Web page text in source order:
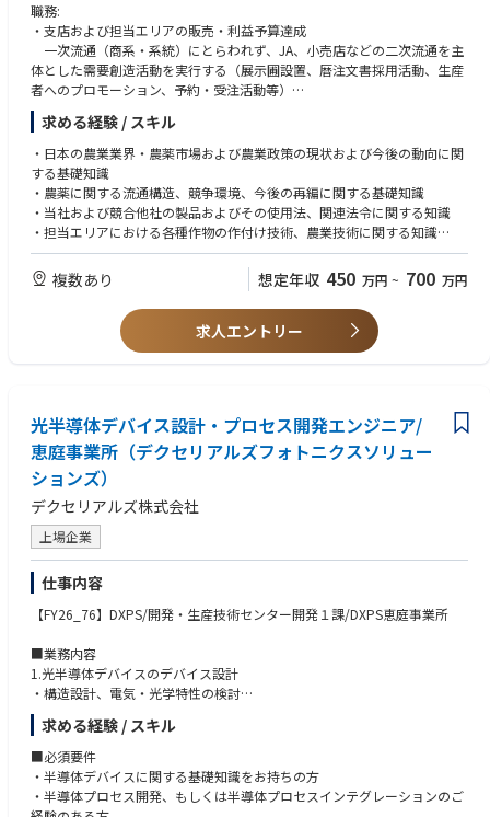
職務:
・支店および担当エリアの販売・利益予算達成
一次流通（商系・系統）にとらわれず、JA、小売店などの二次流通を主
体とした需要創造活動を実行する（展示圃設置、暦注文書採用活動、生産
者へのプロモーション、予約・受注活動等）
売上最大化に必要な一次流通（商系・系統）での販売活動を維持する
一次流通における主要顧客との関係構築・関係維持のための活動を行う
（キーアカウントマネジメント）
・One team, One planを実践するカルチャーをつくる
責務:
・支店長の指示のもと、グループリーダーと共に支店のエリア戦略を実行
例） 商系／系統の一次流通管理、二次流通での需要創造、適切なリソー
ス配分
・二次流通において情報収集活動を行い、生産者のニーズを吸い上げ、商
系・系統の垣根を越えた需要創造の機会を発掘する。
・業務効率と生産性を最大限に発揮し、戦略実行しながら販売・普及を最
・グループリーダーをサポートし担当エリアにおける一次流通キーアカウ
ント（商系および系統）と関係構築、維持を行いながら、エリア戦略に沿
って普及につなげる活動をする。
・SFDCを有効活用し、上司・チームメンバーにいち早く進捗の報告・共
有、相談をする。活動内容に不安・疑問が有る場合は迅速に助言を仰ぐ。
・持続的、組織的な事業成果を最大化するため、行動倫理規範に従い、支
店間・担当グループ間をまたがる取引に対しても上司、グループリーダー
の指示のもと、公正に対応する。
・自己研鑽により需要創造活動に必要な能力開発を行う他、支店長・グル
求める経験 / スキル
・日本の農業業界・農薬市場および農業政策の現状および今後の動向に関
する基礎知識
・農薬に関する流通構造、競争環境、今後の再編に関する基礎知識
・当社および競合他社の製品およびその使用法、関連法令に関する知識
・担当エリアにおける各種作物の作付け技術、農業技術に関する知識
・取引先信用力を把握するための財務分析に関する基礎知識
・効果的な営業活動をするためのKAM、マーケティングに関する基礎知識
・アグリビジネスにおけるマーケティングおよび営業の経験
・コミュニケーション能力
重要な成功要因と主要課題
・顧客の声に耳を傾け、ニーズに合わせた提案を行う提案力
・従来の販売体制や売上ポートフォリオにとらわれない柔軟な発想
・複数のメンバーと絶えず意見交換をしながら発想を具体化する企画力
・新しい取り組みについて、改善を重ねて形を作っていく実行力
・立場の異なるステークホルダー間でのポジションの取り方
教育、資格:
・普通運転免許
・緑の安全管理士（推奨）
複数あり 想定年収 450 万円 ~ 700 万円
求人エントリー
光半導体デバイス設計・プロセス開発エンジニア/
恵庭事業所（デクセリアルズフォトニクスソリュー
ションズ）
デクセリアルズ株式会社
上場企業
仕事内容
【FY26_76】DXPS/開発・生産技術センター開発１課/DXPS恵庭事業所
■業務内容
1.光半導体デバイスのデバイス設計
・構造設計、電気・光学特性の検討
・シミュレーション（電気特性、光学特性、熱設計 等）
２.半導体物性の検討・解析
・材料物性に基づくデバイス動作原理の検討
・評価結果のフィードバックによる設計改善
３.ウエハ前工程プロセス開発
・成膜、フォトリソグラフィ、エッチング、拡散・イオン注入等のプロセ
求める経験 / スキル
■必須要件
・半導体デバイスに関する基礎知識をお持ちの方
・半導体プロセス開発、もしくは半導体プロセスインテグレーションのご